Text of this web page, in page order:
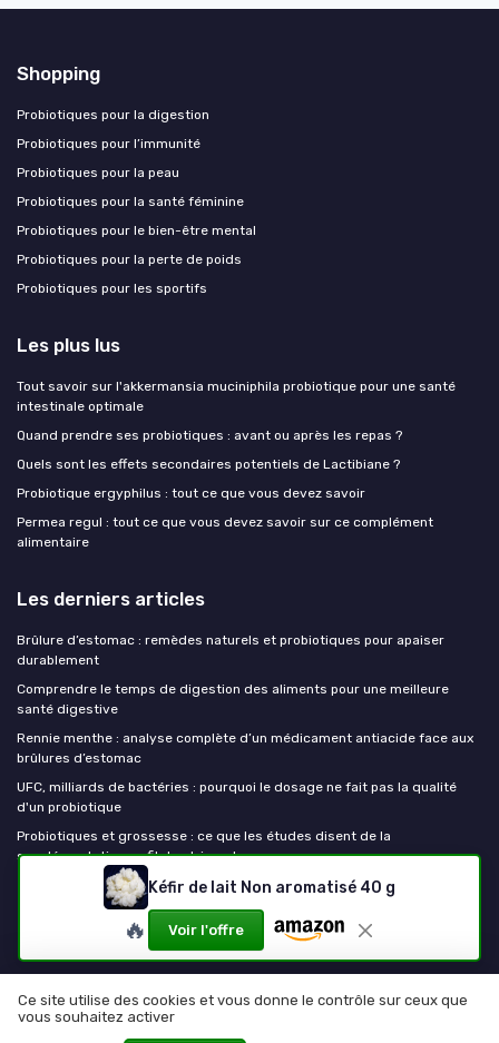
Kéfir de lait Non aromatisé 40 g
🔥 Voir l'offre
Shopping
Probiotiques pour la digestion
Probiotiques pour l’immunité
Probiotiques pour la peau
Probiotiques pour la santé féminine
Probiotiques pour le bien-être mental
Probiotiques pour la perte de poids
Probiotiques pour les sportifs
Les plus lus
Tout savoir sur l'akkermansia muciniphila probiotique pour une santé
intestinale optimale
Quand prendre ses probiotiques : avant ou après les repas ?
Quels sont les effets secondaires potentiels de Lactibiane ?
Probiotique ergyphilus : tout ce que vous devez savoir
Permea regul : tout ce que vous devez savoir sur ce complément
alimentaire
Les derniers articles
Brûlure d’estomac : remèdes naturels et probiotiques pour apaiser
durablement
Comprendre le temps de digestion des aliments pour une meilleure
santé digestive
Rennie menthe : analyse complète d’un médicament antiacide face aux
brûlures d’estomac
UFC, milliards de bactéries : pourquoi le dosage ne fait pas la qualité
d'un probiotique
Probiotiques et grossesse : ce que les études disent de la
supplémentation au fil des trimestres
Mes probiotiques
Mentions légales
Ce site utilise des cookies et vous donne le contrôle sur ceux que
vous souhaitez activer